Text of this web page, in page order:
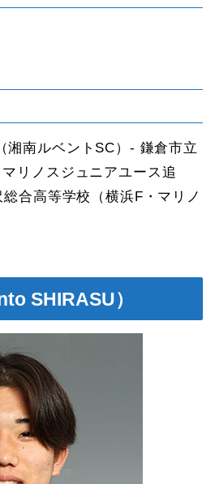
湘南ルベントSC）- 鎌倉市立
リノスジュニアユース追
合高等学校（横浜F・マリノ
SHIRASU）